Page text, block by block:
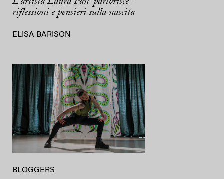
riflessioni e pensieri sulla nascita
ELISA BARISON
BLOGGERS